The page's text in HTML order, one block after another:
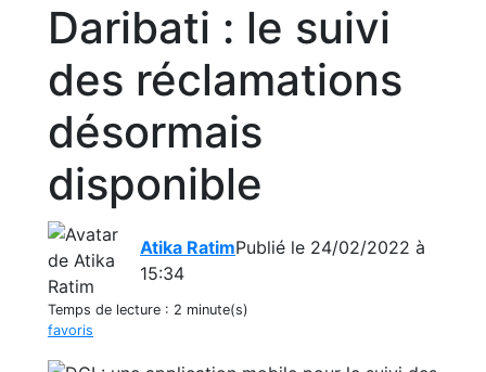
Daribati : le suivi
des réclamations
désormais
disponible
Atika RatimPublié le 24/02/2022 à
15:34
Temps de lecture : 2 minute(s)
favoris